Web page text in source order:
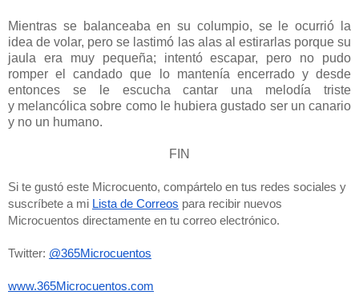
Mientras se balanceaba en su columpio, se le ocurrió la
idea de volar, pero se lastimó las alas al estirarlas porque su
jaula era muy pequeña; intentó escapar, pero no pudo
romper el candado que lo mantenía encerrado y desde
entonces se le escucha cantar una melodía triste
y melancólica sobre como le hubiera gustado ser un canario
y no un humano.
FIN
Si te gustó este Microcuento, compártelo en tus redes sociales y
suscríbete a mi Lista de Correos para recibir nuevos
Microcuentos directamente en tu correo electrónico.
Twitter: @365Microcuentos
www.365Microcuentos.com